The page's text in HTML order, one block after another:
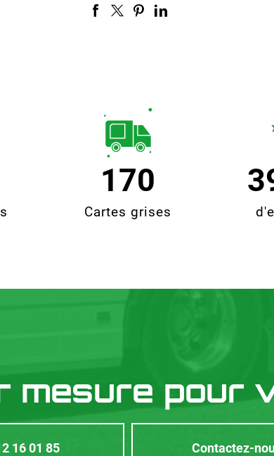
170
Cartes grises
mesure pour
16 01 85 Contactez-